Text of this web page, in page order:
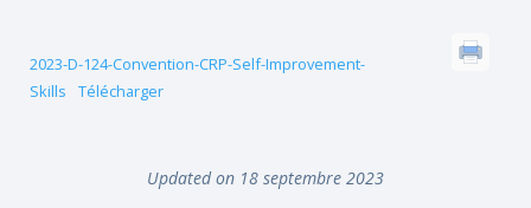
2023-D-124-Convention-CRP-Self-Improvement-
Skills
Télécharger
Updated on 18 septembre 2023